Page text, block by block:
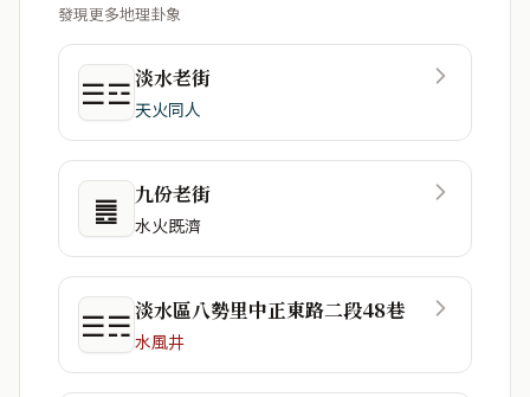
發現更多地理卦象
☰☲淡水老街
天火同人
䷌ 九份老街
水火既濟
☰☴淡水區八勢里中正東路二段48巷
水風井